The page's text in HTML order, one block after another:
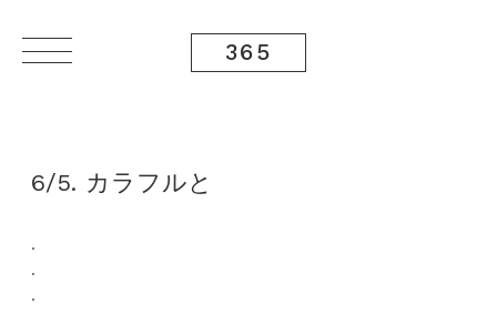
365
6/5. カラフルと
.
.
.